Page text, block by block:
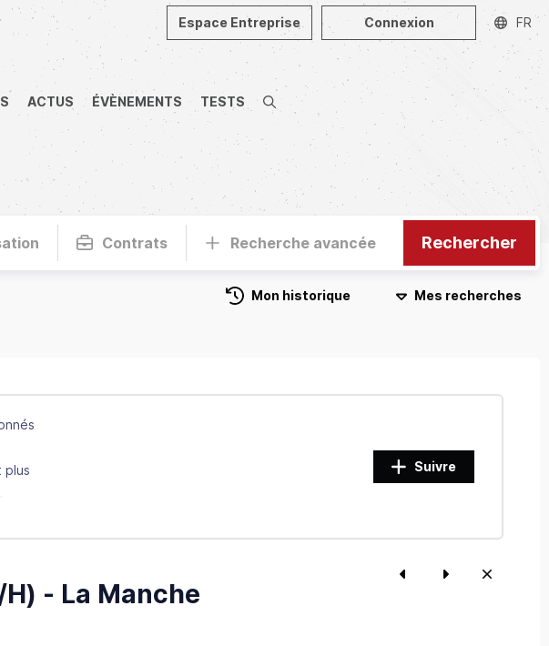
ACTUS ÉVÈNEMENTS TESTS Recherche
Espace Entreprise Connexion FR
Contrats Recherche avancée Rechercher
Mon historique Mes recherches
plus
Suivre
- La Manche